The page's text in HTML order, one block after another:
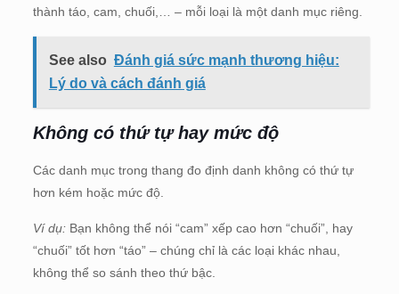
thành táo, cam, chuối,… – mỗi loại là một danh mục riêng.
See also Đánh giá sức mạnh thương hiệu:
Lý do và cách đánh giá
Không có thứ tự hay mức độ
Các danh mục trong thang đo định danh không có thứ tự
hơn kém hoặc mức độ.
Ví dụ: Bạn không thể nói “cam” xếp cao hơn “chuối”, hay
“chuối” tốt hơn “táo” – chúng chỉ là các loại khác nhau,
không thể so sánh theo thứ bậc.